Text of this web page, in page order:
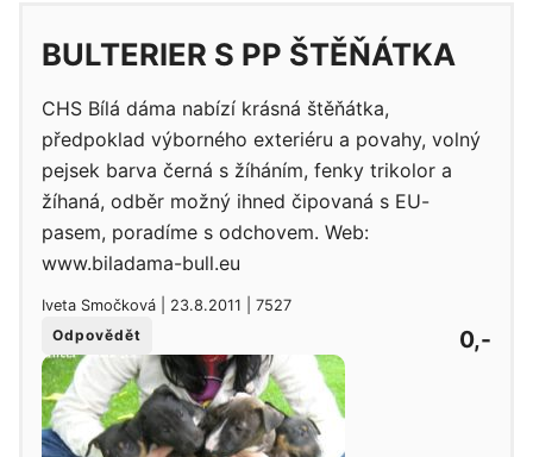
BULTERIER S PP ŠTĚŇÁTKA
CHS Bílá dáma nabízí krásná štěňátka,
předpoklad výborného exteriéru a povahy, volný
pejsek barva černá s žíháním, fenky trikolor a
žíhaná, odběr možný ihned čipovaná s EU-
pasem, poradíme s odchovem. Web:
www.biladama-bull.eu
Iveta Smočková | 23.8.2011 | 7527
Odpovědět
0,-